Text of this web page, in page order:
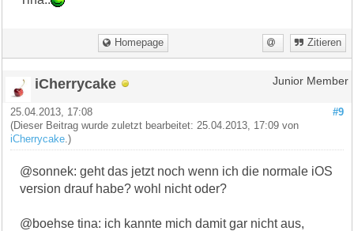
Homepage Zitieren
iCherrycake Junior Member
#9
25.04.2013, 17:08
(Dieser Beitrag wurde zuletzt bearbeitet: 25.04.2013, 17:09 von
iCherrycake .)
@sonnek: geht das jetzt noch wenn ich die normale iOS
version drauf habe? wohl nicht oder?
@boehse tina: ich kannte mich damit gar nicht aus,